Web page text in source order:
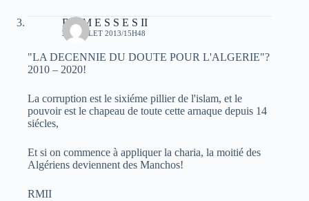
R A M E S S E S II
24 JUILLET 2013/15H48
"LA DECENNIE DU DOUTE POUR L'ALGERIE"?
2010 – 2020!
La corruption est le sixiéme pillier de l'islam, et le
pouvoir est le chapeau de toute cette arnaque depuis 14
siécles,
Et si on commence à appliquer la charia, la moitié des
Algériens deviennent des Manchos!
RMII